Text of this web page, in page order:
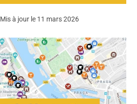
Mis à jour le 11 mars 2026